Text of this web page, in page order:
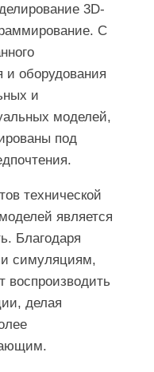
3D-
С
и оборудования
и
моделей,
под
технической
является
Благодаря
симуляциям,
воспроизводить
делая